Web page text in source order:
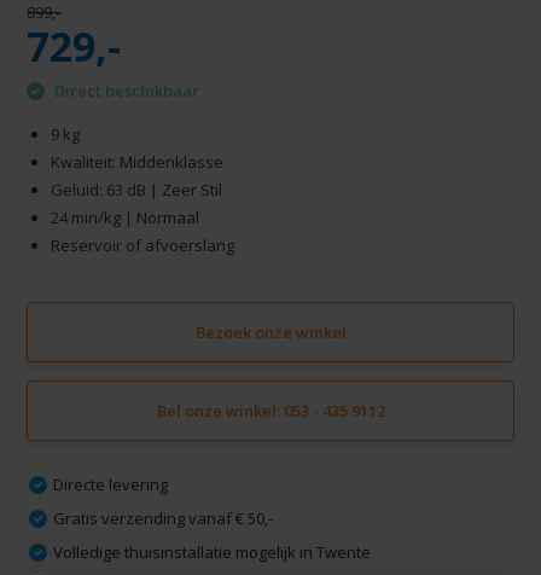
899,-
729,-
Direct beschikbaar
9 kg
Kwaliteit: Middenklasse
Geluid: 63 dB | Zeer Stil
24 min/kg | Normaal
Reservoir of afvoerslang
Bezoek onze winkel
Bel onze winkel: 053 - 435 9112
Directe levering
Gratis verzending vanaf € 50,-
Volledige thuisinstallatie mogelijk in Twente